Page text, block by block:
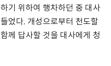
기 위하여 행차하던 중 대사
었다. 개성으로부터 천도할
께 답사할 것을 대사에게 청